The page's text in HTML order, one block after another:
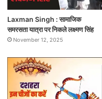
Laxman Singh : सामाजिक
समरसता यात्रा पर निकले लक्ष्मण सिंह
November 12, 2025